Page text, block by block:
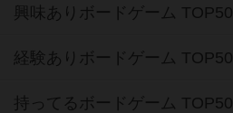
興味ありボードゲーム TOP50
経験ありボードゲーム TOP50
持ってるボードゲーム TOP50